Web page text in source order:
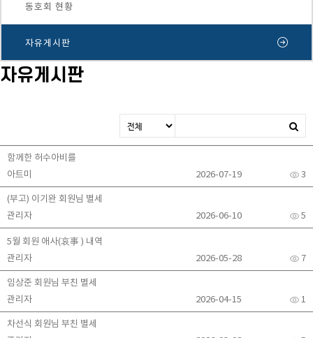
동호회 현황
자유게시판
자유게시판
함께한 허수아비를
아트미
3
2026-07-19
(부고) 이기완 회원님 별세
관리자
5
2026-06-10
5월 회원 애사(哀事 ) 내역
관리자
7
2026-05-28
임상준 회원님 부친 별세
관리자
1
2026-04-15
차선식 회원님 부친 별세